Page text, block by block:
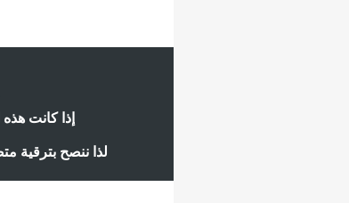
إذا كانت هذه
لذا ننصح بترقية